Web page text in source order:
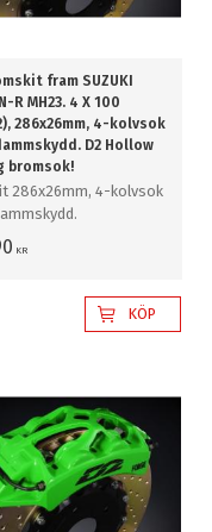
fram SUZUKI
R MH23. 4 X 100
286x26mm, 4-kolvsok
D2 Hollow
bromsok!
286x26mm, 4-kolvsok
KR
till i favoriterKÖP